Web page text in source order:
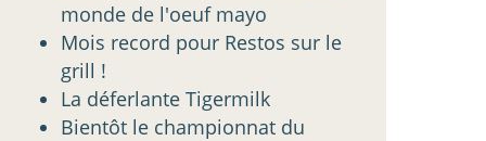
monde de l'oeuf mayo
Mois record pour Restos sur le
grill !
La déferlante Tigermilk
Bientôt le championnat du